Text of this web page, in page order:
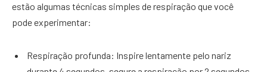
estão algumas técnicas simples de respiração que você
pode experimentar:
Respiração profunda: Inspire lentamente pelo nariz